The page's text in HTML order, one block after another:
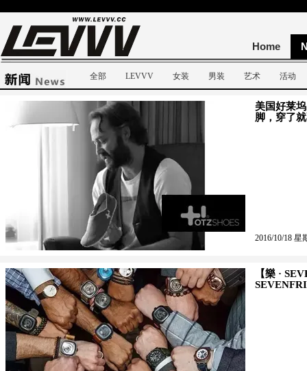
Home
全部 LEVVV 女装 男装 艺术 活动
美国好莱
脚，穿了
2016/10/18 星
【樂 ·